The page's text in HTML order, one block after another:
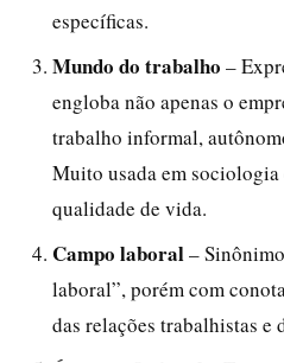
específicas.
Mundo do trabalho –
engloba não apenas o
trabalho informal,
Muito usada em sociologia
qualidade de vida.
Campo laboral–
laboral”, porém com
das relações trabalhistas e